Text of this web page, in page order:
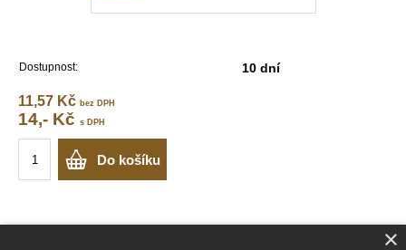
Dostupnost: 10 dní
11,57 Kč bez DPH
14,- Kč s DPH
Do košíku
×